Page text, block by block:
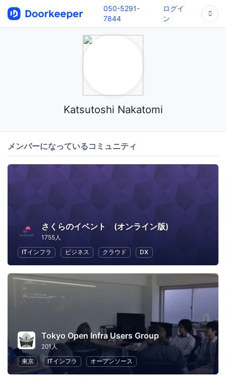
050-5291-
7844
ログイ
ン
Katsutoshi Nakatomi
メンバーになっているコミュニティ
さくらのイベント (オンライン版)
1755人
ITインフラ
ビジネス クラウド DX
Tokyo Open Infra Users Group
201人
東京
ITインフラ オープンソース